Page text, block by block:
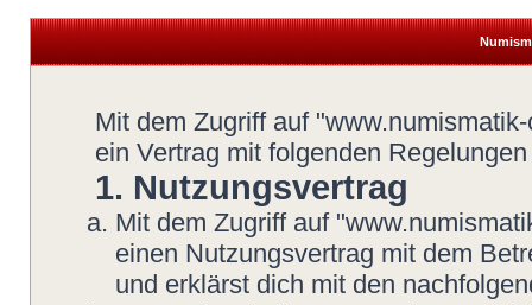
Mit dem Zugriff auf
ein Vertrag mit folgenden
1. Nutzungsvertrag
Mit dem Zugriff auf
einen Nutzungsvertrag mit dem
und erklärst dich mit den